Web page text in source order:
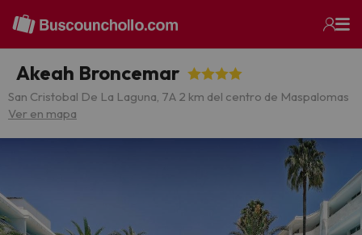
Akeah Broncemar
San Cristobal De La Laguna, 7A 2 km del centro de Maspalomas
Ver en mapa